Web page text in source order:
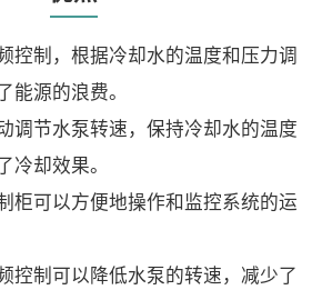
控制，根据冷却水的温度和压力调
能源的浪费。
调节水泵转速，保持冷却水的温度
冷却效果。
柜可以方便地操作和监控系统的运
控制可以降低水泵的转速，减少了